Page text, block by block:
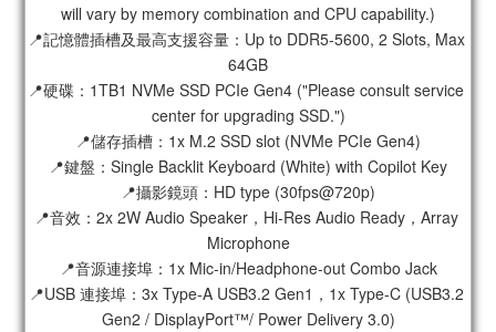
will vary by memory combination and CPU capability.)
📍記憶體插槽及最高支援容量：Up to DDR5-5600, 2 Slots, Max
64GB
📍硬碟：1TB1 NVMe SSD PCIe Gen4 ("Please consult service
center for upgrading SSD.")
📍儲存插槽：1x M.2 SSD slot (NVMe PCIe Gen4)
📍鍵盤：Single Backlit Keyboard (White) with Copilot Key
📍攝影鏡頭：HD type (30fps@720p)
📍音效：2x 2W Audio Speaker，Hi-Res Audio Ready，Array
Microphone
📍音源連接埠：1x Mic-in/Headphone-out Combo Jack
📍USB 連接埠：3x Type-A USB3.2 Gen1，1x Type-C (USB3.2
Gen2 / DisplayPort™/ Power Delivery 3.0)